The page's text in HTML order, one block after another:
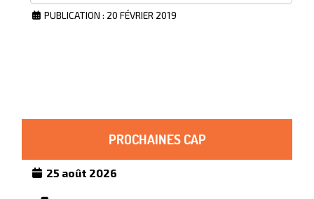
PUBLICATION : 20 FÉVRIER 2019
PROCHAINES CAP
25 août 2026